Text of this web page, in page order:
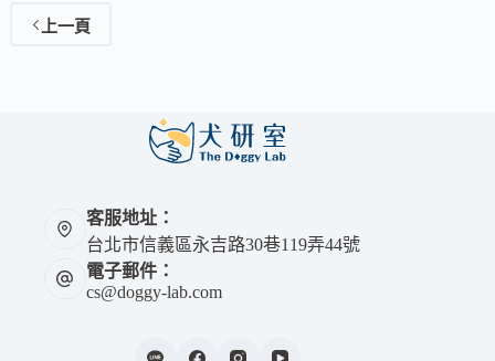
上一頁
客服地址：
台北市信義區永吉路30巷119弄44號
電子郵件：
cs@doggy-lab.com